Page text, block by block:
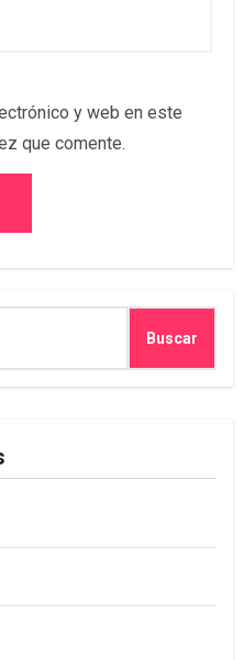
y web en este
que comente.